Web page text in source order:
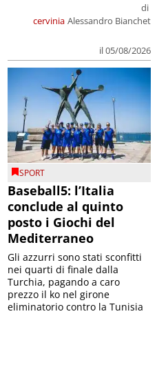
cervinia
di
Alessandro Bianchet
il 05/08/2026
SPORT
Baseball5: l’Italia
conclude al quinto
posto i Giochi del
Mediterraneo
Gli azzurri sono stati sconfitti
nei quarti di finale dalla
Turchia, pagando a caro
prezzo il ko nel girone
eliminatorio contro la Tunisia